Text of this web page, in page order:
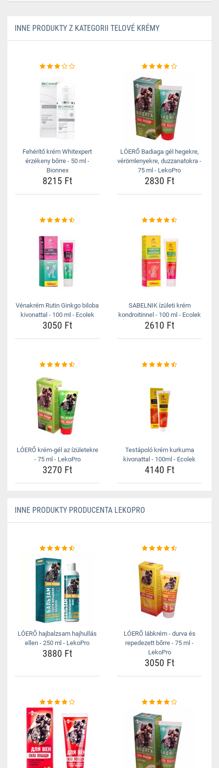
INNE PRODUKTY Z KATEGORII TELOVÉ KRÉMY
Fehérítő krém Whitexpert
érzékeny bőrre - 50 ml -
Bionnex
8215 Ft
LÓERŐ Badiaga gél hegekre,
vérömlenyekre, duzzanatokra -
75 ml - LekoPro
2830 Ft
Vénakrém Rutin Ginkgo biloba
kivonattal - 100 ml - Ecolek
3050 Ft
SABELNIK ízületi krém
kondroitinnel - 100 ml - Ecolek
2610 Ft
LÓERŐ krém-gél az ízületekre
- 75 ml - LekoPro
3270 Ft
Testápoló krém kurkuma
kivonattal - 100ml - Ecolek
4140 Ft
INNE PRODUKTY PRODUCENTA LEKOPRO
LÓERŐ hajbalzsam hajhullás
ellen - 250 ml - LekoPro
3880 Ft
LÓERŐ lábkrém - durva és
repedezett bőrre - 75 ml -
LekoPro
3050 Ft